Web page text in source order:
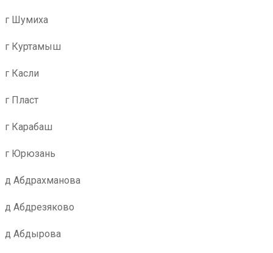
г Шумиха
г Куртамыш
г Касли
г Пласт
г Карабаш
г Юрюзань
д Абдрахманова
д Абдрезяково
д Абдырова